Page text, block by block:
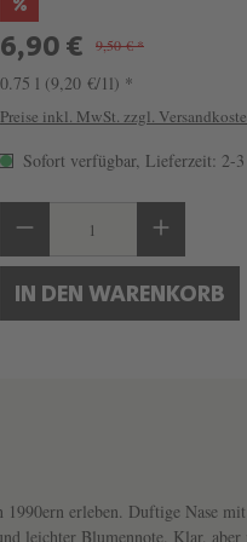
U
Z
V
N
%
6,90 € 9,50 € *
0.75 l (9,20 €/1l) *
Preise inkl. MwSt. zzgl.
Sofort verfügbar, Lieferzeit: 2-3
Produkt Anzahl:
IN DEN WARENKORB
1990ern erleben. Duftige Nase
leichter Blumennote. Klar,